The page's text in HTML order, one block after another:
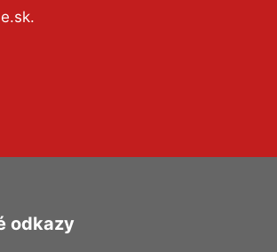
odkazy